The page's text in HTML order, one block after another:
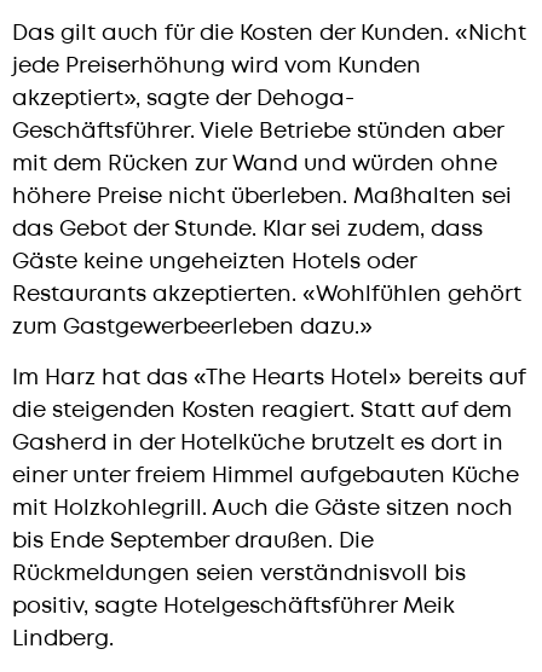
Das gilt auch für die Kosten der Kunden. «Nicht
jede Preiserhöhung wird vom Kunden
akzeptiert», sagte der Dehoga-
Geschäftsführer. Viele Betriebe stünden aber
mit dem Rücken zur Wand und würden ohne
höhere Preise nicht überleben. Maßhalten sei
das Gebot der Stunde. Klar sei zudem, dass
Gäste keine ungeheizten Hotels oder
Restaurants akzeptierten. «Wohlfühlen gehört
zum Gastgewerbeerleben dazu.»
Im Harz hat das «The Hearts Hotel» bereits auf
die steigenden Kosten reagiert. Statt auf dem
Gasherd in der Hotelküche brutzelt es dort in
einer unter freiem Himmel aufgebauten Küche
mit Holzkohlegrill. Auch die Gäste sitzen noch
bis Ende September draußen. Die
Rückmeldungen seien verständnisvoll bis
positiv, sagte Hotelgeschäftsführer Meik
Lindberg.